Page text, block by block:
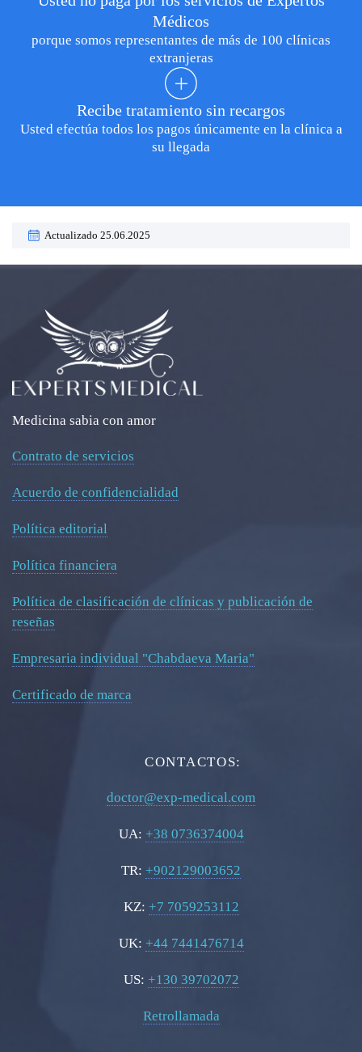
Médicos
porque somos representantes de más de 100 clínicas
extranjeras
Recibe tratamiento sin recargos
Usted efectúa todos los pagos únicamente en la clínica a
su llegada
Actualizado 25.06.2025
Medicina sabia con amor
Contrato de servicios
Acuerdo de confidencialidad
Política editorial
Política financiera
Política de clasificación de clínicas y publicación de
reseñas
Empresaria individual "Chabdaeva Maria"
Certificado de marca
CONTACTOS:
doctor@exp-medical.com
UA: +38 0736374004
TR: +902129003652
KZ: +7 7059253112
UK: +44 7441476714
US: +130 39702072
Retrollamada